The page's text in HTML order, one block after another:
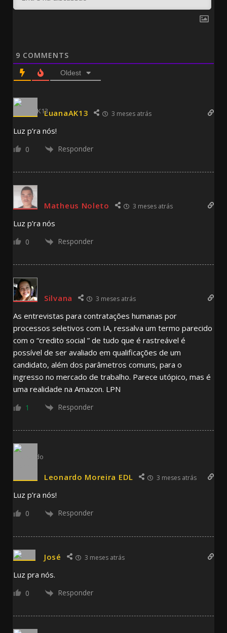
9 COMMENTS
Oldest
LuanaAK13 3 meses atrás
Luz p’ra nós!
0 Responder
Matheus Noleto 3 meses atrás
Luz p’ra nós
0 Responder
Silvana 3 meses atrás
As entrevistas para contratações humanas por
processos seletivos com IA, ressalva um termo parecido
com o “credito social ” de tudo que é rastreável é
possível de ser avaliado em qualificações de um
candidato, além dos parâmetros comuns, para o
ingresso no mercado de trabalho. Parece utópico, mas é
uma realidade na Amazon. LPN
1 Responder
Leonardo Moreira EDL 3 meses atrás
Luz p’ra nós!
0 Responder
José 3 meses atrás
Luz pra nós.
0 Responder